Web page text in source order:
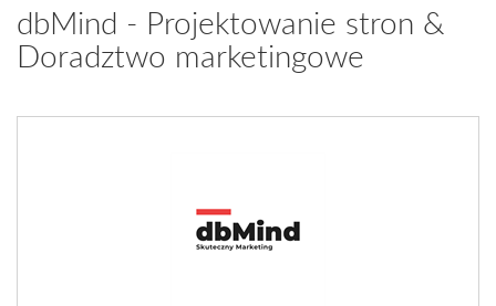
dbMind - Projektowanie stron &
Doradztwo marketingowe